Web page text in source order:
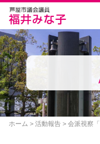
ホーム > 活動報告 > 会派視察